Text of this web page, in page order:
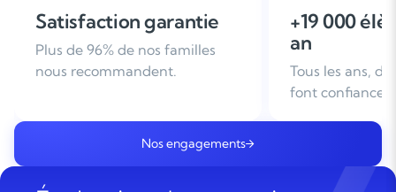
+19 000 élèves suivis /
an
Tous les ans, des familles nous
+ de 25 ans
Leader du
domicile en
Nos engagements